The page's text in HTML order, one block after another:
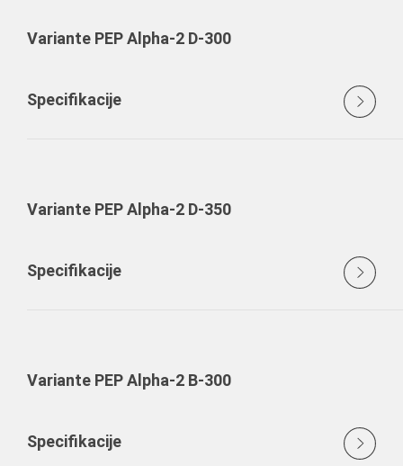
Variante PEP Alpha-2 D-300
Specifikacije
Variante PEP Alpha-2 D-350
Specifikacije
Variante PEP Alpha-2 B-300
Specifikacije